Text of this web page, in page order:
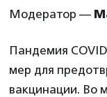
Модератор —
Пандемия
мер для
вакцинации. Во